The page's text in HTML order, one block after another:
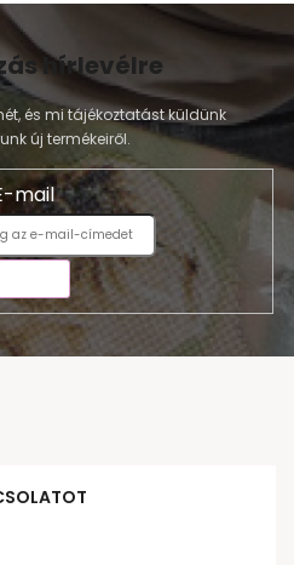
hírlevélre
és mi tájékoztatást küldünk
új termékeiről.
mail